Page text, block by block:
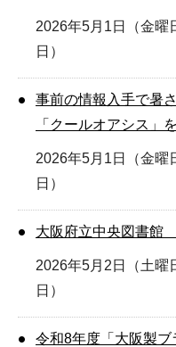
2026年5月1日（金曜
日）
事前の情報入手で暑
「クールオアシス」
2026年5月1日（金曜
日）
大阪府立中央図書
2026年5月2日（土曜
日）
令和8年度「大阪製ブ